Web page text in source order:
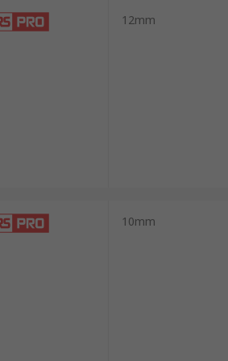
den
12mm
10mm